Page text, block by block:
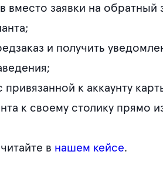
вместо заявки на обратный
и получить
к аккаунту
к своему столику прямо
в нашем кейсе.